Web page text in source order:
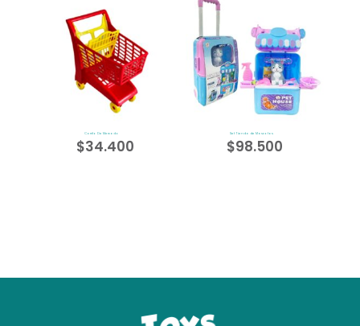
Carrito De Mercado
$34.400
Set Tienda de Mascotas
$98.500